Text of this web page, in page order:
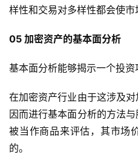
样性和交易对多样性都会使市
05 加密资产的基本面分析
基本面分析能够揭示一个投资
在加密资产行业由于这涉及对
因而进行基本面分析的方法
被当作商品来评估，其市场
的。